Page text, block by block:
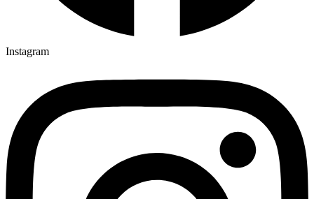
Instagram